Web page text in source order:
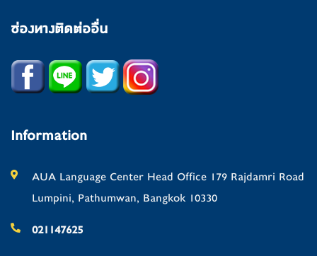
ช่องทางติดต่ออื่น
Information
AUA Language Center Head Office 179 Rajdamri Road
Lumpini, Pathumwan, Bangkok 10330
021147625